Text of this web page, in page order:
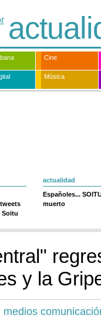
Cine
Música
Soitu
actualidad
Españoles...
muerto
y la
medios